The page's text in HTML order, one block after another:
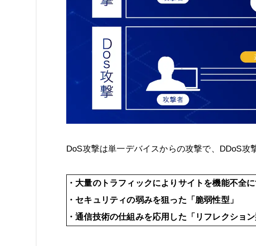
DoS攻撃は単一デバイスからの攻撃で、DDoS攻
・大量のトラフィックによりサイトを機能不全
・セキュリティの弱みを狙った「脆弱性型」
・通信技術の仕組みを応用した「リフレクション